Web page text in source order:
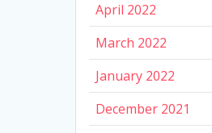
April 2022
March 2022
January 2022
December 2021